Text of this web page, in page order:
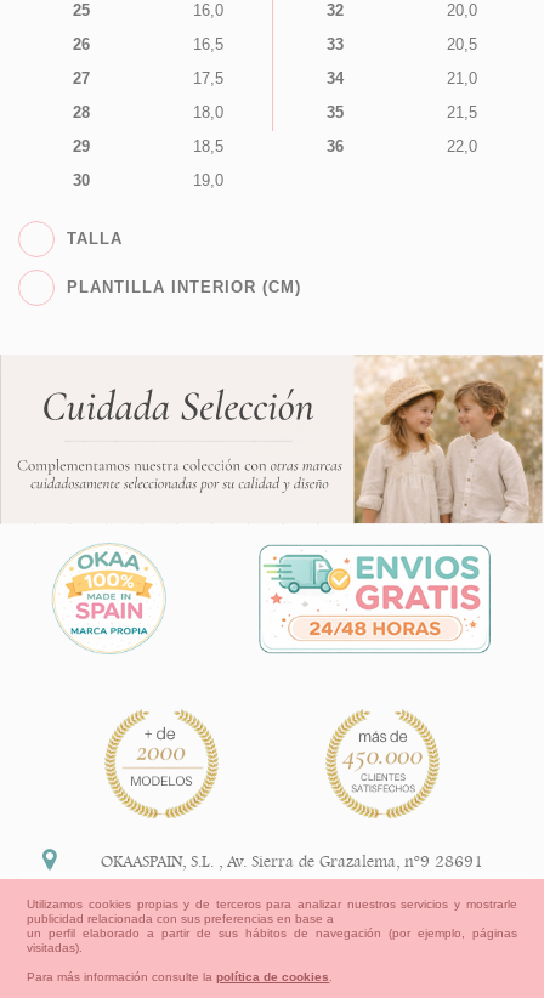
25
16,0
26
16,5
27
17,5
28
18,0
29
18,5
30
19,0
32
20,0
33
20,5
34
21,0
35
21,5
36
22,0
TALLA
PLANTILLA INTERIOR (CM)
OKAASPAIN, S.L. ,Av. Sierra de Grazalema, nº9 28691
+34 91 113 89 09
Utilizamos cookies propias y de terceros para analizar nuestros servicios y mostrarle
publicidad relacionada con sus preferencias en base a
un perfil elaborado a partir de sus hábitos de navegación (por ejemplo, páginas
visitadas).
Para más información consulte lapolítica de cookies